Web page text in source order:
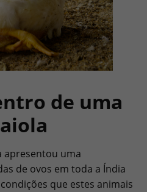
de uma
apresentou uma
de ovos em toda a Índia
que estes animais